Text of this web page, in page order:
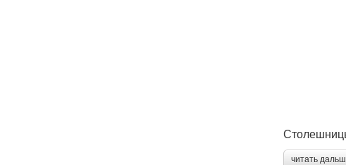
читать